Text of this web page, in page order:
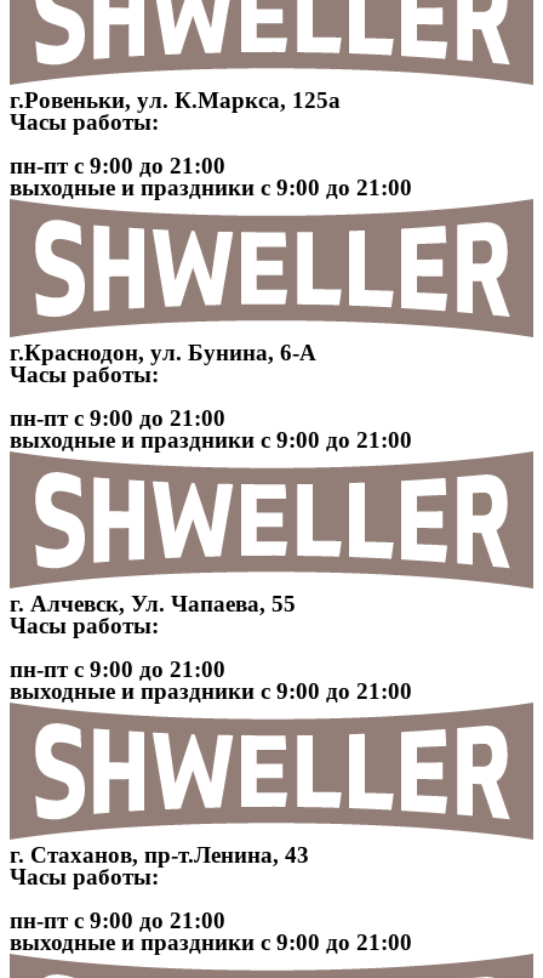
г.Ровеньки, ул. К.Маркса, 125а
Часы работы:
пн-пт с 9:00 до 21:00
выходные и праздники с 9:00 до 21:00
г.Краснодон, ул. Бунина, 6-А
Часы работы:
пн-пт с 9:00 до 21:00
выходные и праздники с 9:00 до 21:00
г. Алчевск, Ул. Чапаева, 55
Часы работы:
пн-пт с 9:00 до 21:00
выходные и праздники с 9:00 до 21:00
г. Стаханов, пр-т.Ленина, 43
Часы работы:
пн-пт с 9:00 до 21:00
выходные и праздники с 9:00 до 21:00